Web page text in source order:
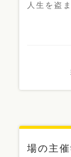
人生を盗
場の主催